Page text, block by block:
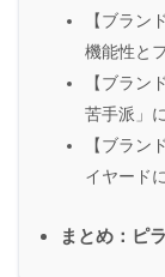
【ブラン
機能性と
【ブラン
苦手派」
【ブラン
イヤード
まとめ：ピ